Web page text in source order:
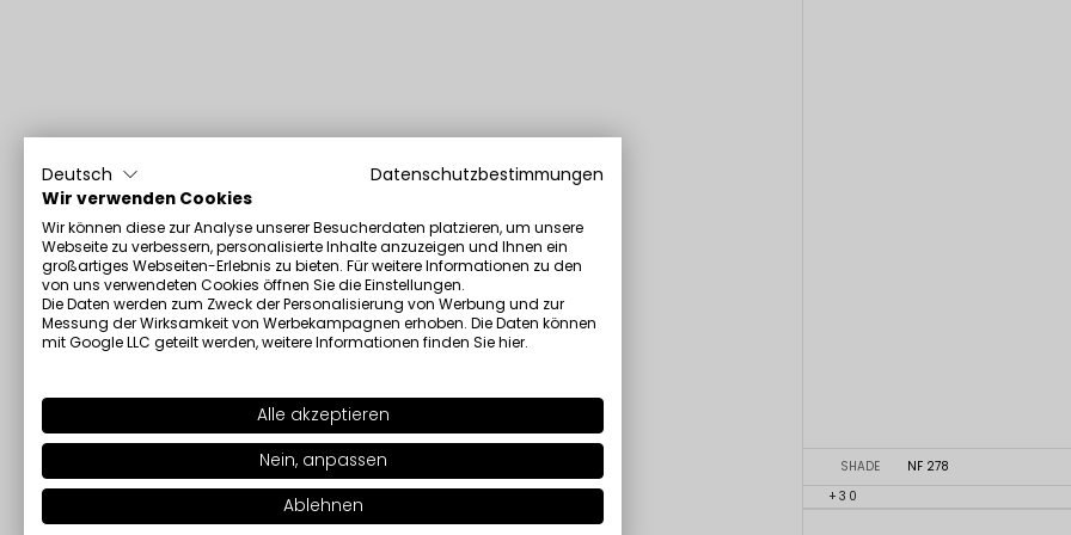
SHADE
NF 278
+30
Deutsch
Datenschutzbestimmungen
Wir verwenden Cookies
Wir können diese zur Analyse unserer Besucherdaten platzieren, um unsere
Webseite zu verbessern, personalisierte Inhalte anzuzeigen und Ihnen ein
großartiges Webseiten-Erlebnis zu bieten. Für weitere Informationen zu den
von uns verwendeten Cookies öffnen Sie die Einstellungen.
Die Daten werden zum Zweck der Personalisierung von Werbung und zur
Messung der Wirksamkeit von Werbekampagnen erhoben. Die Daten können
mit Google LLC geteilt werden, weitere Informationen finden Siehier.
Alle akzeptieren
Nein, anpassen
Ablehnen